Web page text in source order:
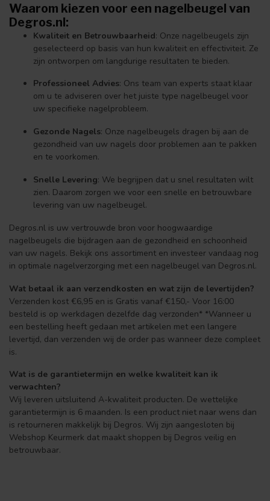
Waarom kiezen voor een nagelbeugel van
Degros.nl:
Kwaliteit en Betrouwbaarheid: Onze nagelbeugels zijn
geselecteerd op basis van hun kwaliteit en effectiviteit. Ze
zijn ontworpen om langdurige resultaten te bieden.
Professioneel Advies: Ons team van experts staat klaar
om u te adviseren over het juiste type nagelbeugel voor
uw specifieke nagelprobleem.
Gezonde Nagels: Onze nagelbeugels dragen bij aan de
gezondheid van uw nagels door problemen aan te pakken
en te voorkomen.
Snelle Levering: We begrijpen dat u snel resultaten wilt
zien. Daarom zorgen we voor een snelle en betrouwbare
levering van uw nagelbeugel.
Degros.nl is uw vertrouwde bron voor hoogwaardige
nagelbeugels die bijdragen aan de gezondheid en schoonheid
van uw nagels. Bekijk ons assortiment en investeer vandaag nog
in optimale nagelverzorging met een nagelbeugel van Degros.nl.
Wat betaal ik aan verzendkosten en wat zijn de levertijden?
Verzenden kost €6,95 en is Gratis vanaf €150,- Voor 16:00
besteld is op werkdagen dezelfde dag verzonden* *Wanneer u
een bestelling heeft gedaan met artikelen met een langere
levertijd, dan verzenden wij de order pas wanneer deze compleet
is.
Wat is de garantietermijn en welke kwaliteit kan ik
verwachten?
Wij leveren uitsluitend A-kwaliteit producten. De wettelijke
garantietermijn is 6 maanden. Is een product niet naar wens dan
is retourneren makkelijk bij Degros. Wij zijn aangesloten bij
Webshop Keurmerk dat maakt shoppen bij Degros veilig en
betrouwbaar.